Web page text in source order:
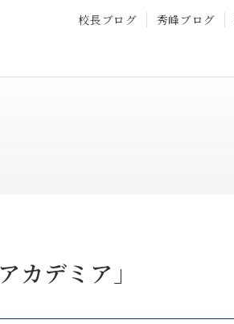
校長ブログ 秀峰ブログ
デミア」